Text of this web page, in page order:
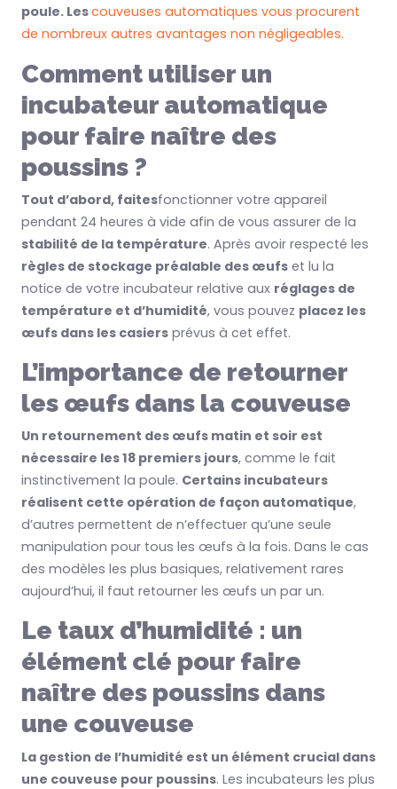
poule. Lescouveuses automatiques vous procurent
de nombreux autres avantages non négligeables.
Comment utiliser un
incubateur automatique
pour faire naître des
poussins ?
Tout d’abord, faitesfonctionner votre appareil
pendant 24 heures à vide afin de vous assurer de la
stabilité de la température. Après avoir respecté les
règles de stockage préalable des œufs et lu la
notice de votre incubateur relative aux réglages de
température et d’humidité, vous pouvez placez les
œufs dans les casiers prévus à cet effet.
L’importance de retourner
les œufs dans la couveuse
Un retournement des œufs matin et soir est
nécessaire les 18 premiers jours, comme le fait
instinctivement la poule. Certains incubateurs
réalisent cette opération de façon automatique,
d’autres permettent de n’effectuer qu’une seule
manipulation pour tous les œufs à la fois. Dans le cas
des modèles les plus basiques, relativement rares
aujourd’hui, il faut retourner les œufs un par un.
Le taux d’humidité : un
élément clé pour faire
naître des poussins dans
une couveuse
La gestion de l’humidité est un élément crucial dans
une couveuse pour poussins. Les incubateurs les plus